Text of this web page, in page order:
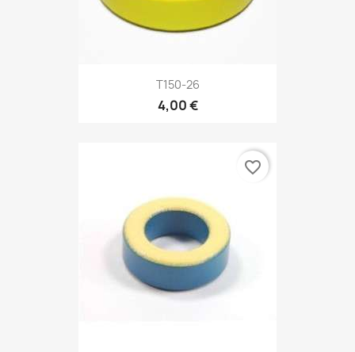
T150-26
4,00 €
favorite_border